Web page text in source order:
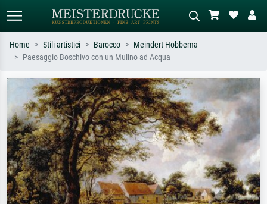
Cerca per artista, titolo o stile – es.
Monet, Notte stellata,
Impressionismo, onda di Hokusai,
nudo.
Descrivi la scena – es. prato verde,
astratto con molto rosso, dipinto a
olio scuro, nudo in piedi vicino a un
albero.
Home Stili artistici Barocco
Meindert Hobbema
Paesaggio Boschivo con un Mulino ad Acqua